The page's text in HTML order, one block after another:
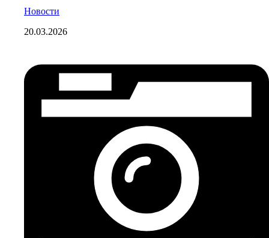
Новости
20.03.2026